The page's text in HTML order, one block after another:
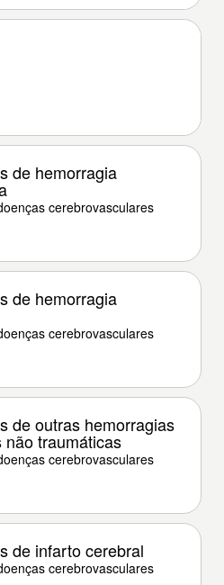
de hemorragia
cerebrovasculares
de hemorragia
cerebrovasculares
de outras hemorragias
não traumáticas
cerebrovasculares
de infarto cerebral
cerebrovasculares